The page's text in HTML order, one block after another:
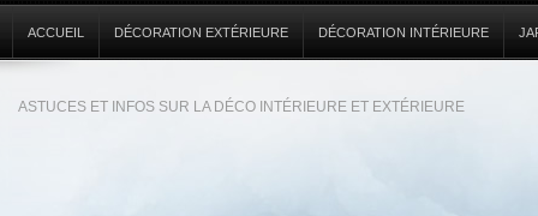
ASTUCES ET INFOS SUR LA DÉCO INTÉRIEURE ET EXTÉRIEURE
ACCUEIL DÉCORATION EXTÉRIEURE DÉCORATION INTÉRIEURE